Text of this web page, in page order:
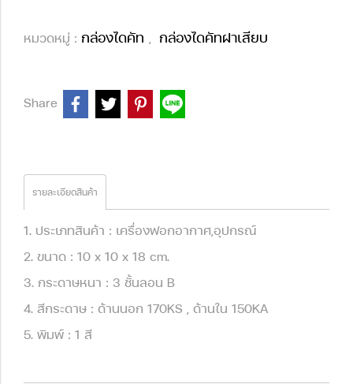
หมวดหมู่ : กล่องไดคัท , กล่องไดคัทฝาเสียบ
Share
รายละเอียดสินค้า
1. ประเภทสินค้า : เครื่องฟอกอากาศ,อุปกรณ์
2. ขนาด : 10 x 10 x 18 cm.
3. กระดาษหนา : 3 ชั้นลอน B
4. สีกระดาษ : ด้านนอก 170KS , ด้านใน 150KA
5. พิมพ์ : 1 สี